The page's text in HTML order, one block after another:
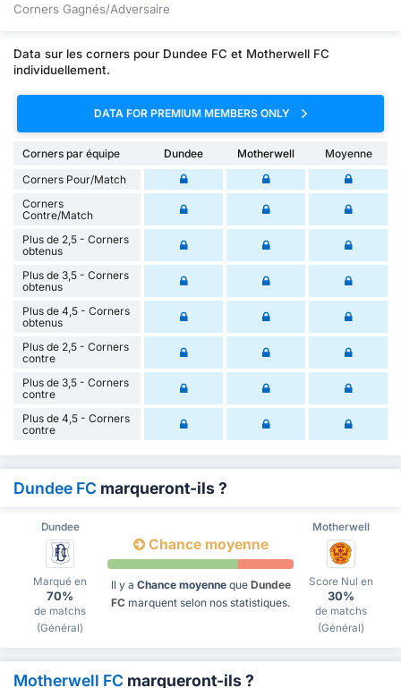
Corners Gagnés/Adversaire
Data sur les corners pour Dundee FC et Motherwell FC
individuellement.
DATA FOR PREMIUM MEMBERS ONLY
Corners par équipe Dundee Motherwell
Moyenne
Corners Pour/Match
Corners
Contre/Match
Plus de 2,5 - Corners
obtenus
Plus de 3,5 - Corners
obtenus
Plus de 4,5 - Corners
obtenus
Plus de 2,5 - Corners
contre
Plus de 3,5 - Corners
contre
Plus de 4,5 - Corners
contre
Dundee FC marqueront-ils ?
Dundee Motherwell
Marqué en
70%
de matchs
(Général)
Chance moyenne
Il y a Chance moyenneque Dundee
FC marquent selon nos statistiques.
Score Nul en
30%
de matchs
(Général)
Motherwell FC marqueront-ils ?